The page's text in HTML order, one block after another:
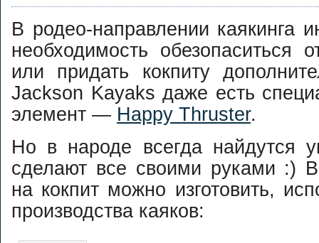
В родео-направлении каякинга
необходимость обезопаситься
или придать кокпиту
Jackson Kayaks даже есть
элемент — Happy Thruster.
Но в народе всегда найдутся
сделают все своими руками :)
на кокпит можно изготовить,
производства каяков: